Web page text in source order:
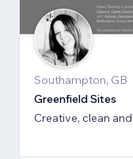
Southampton, GB
Greenfield Sites
Creative, clean